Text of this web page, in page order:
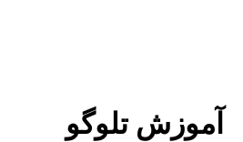
آموزش تلوگو